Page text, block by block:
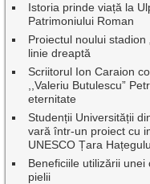
Istoria prinde viață la
Patrimoniului Roman
Proiectul noului stadion
linie dreaptă
Scriitorul Ion Caraion
,,Valeriu Butulescu”
eternitate
Studenții Universității
vară într-un proiect cu
UNESCO Țara
Beneficiile utilizării
pielii